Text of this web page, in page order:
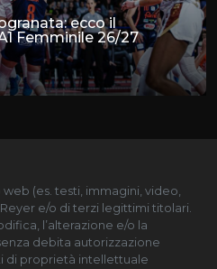
ecco il
Femminile 26/27
(es. testi, immagini, video,
e/o di terzi legittimi titolari.
l’alterazione e/o la
debita autorizzazione
di proprietà intellettuale